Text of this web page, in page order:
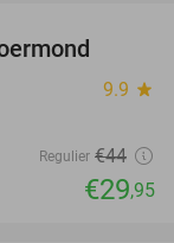
9.9 star
Regulier €44
€29,95